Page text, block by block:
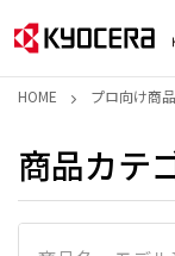
HOME プロ向け商品
商品カテ